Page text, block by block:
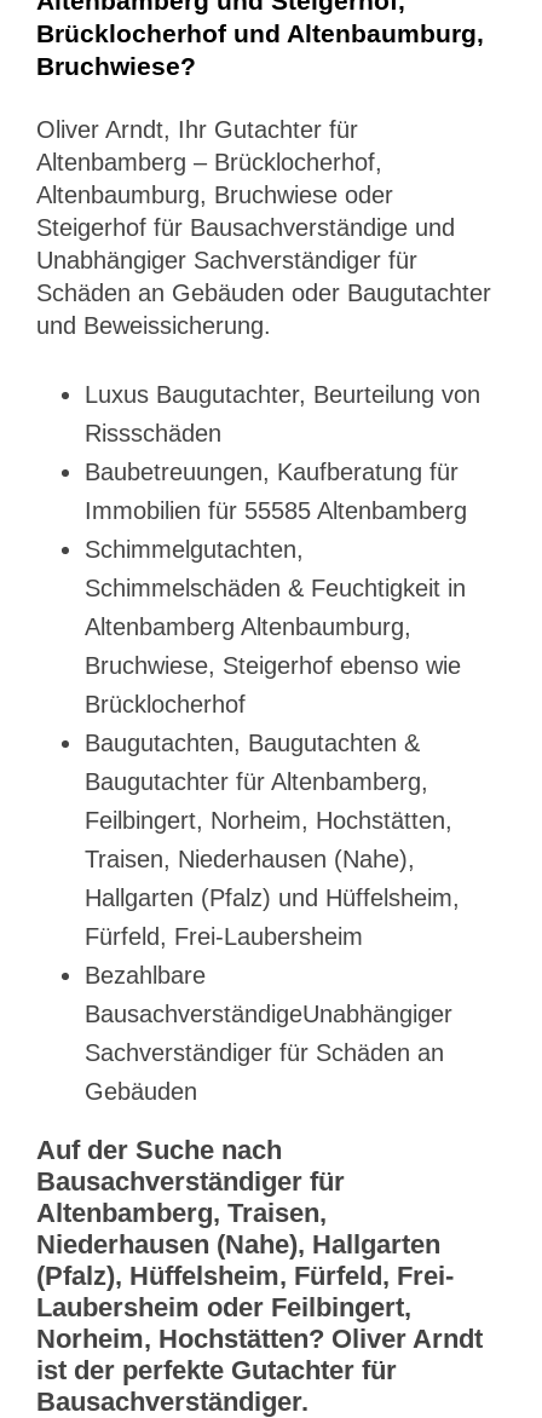
Brücklocherhof und Altenbaumburg,
Bruchwiese?
Oliver Arndt, Ihr Gutachter für
Altenbamberg – Brücklocherhof,
Altenbaumburg, Bruchwiese oder
Steigerhof für Bausachverständige und
Unabhängiger Sachverständiger für
Schäden an Gebäuden oder Baugutachter
und Beweissicherung.
Luxus Baugutachter, Beurteilung von
Rissschäden
Baubetreuungen, Kaufberatung für
Immobilien für 55585 Altenbamberg
Schimmelgutachten,
Schimmelschäden & Feuchtigkeit in
Altenbamberg Altenbaumburg,
Bruchwiese, Steigerhof ebenso wie
Brücklocherhof
Baugutachten, Baugutachten &
Baugutachter für Altenbamberg,
Feilbingert, Norheim, Hochstätten,
Traisen, Niederhausen (Nahe),
Hallgarten (Pfalz) und Hüffelsheim,
Fürfeld, Frei-Laubersheim
Bezahlbare
BausachverständigeUnabhängiger
Sachverständiger für Schäden an
Gebäuden
Auf der Suche nach
Bausachverständiger für
Altenbamberg, Traisen,
Niederhausen (Nahe), Hallgarten
(Pfalz), Hüffelsheim, Fürfeld, Frei-
Laubersheim oder Feilbingert,
Norheim, Hochstätten? Oliver Arndt
ist der perfekte Gutachter für
Bausachverständiger.